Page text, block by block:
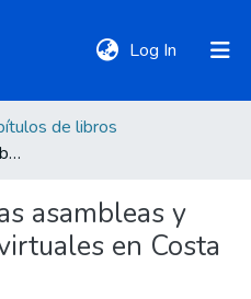
Log In (current)
de libros
La regulación de las asambleas y consejos rectores virtuales en Costa Rica
asambleas y
en Costa